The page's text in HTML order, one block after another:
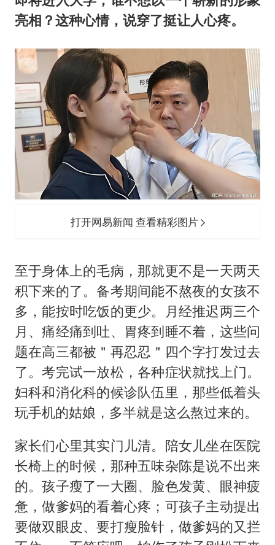
亮相？这种心情，说穿了挺让人心疼。
打开网易新闻 查看精彩图片
至于身体上的毛病，那就更不是一天两天
积下来的了。备考期间能不熬夜的女孩不
多，能按时吃饭的更少。月经推迟两三个
月、痛经痛到吐、胃疼到睡不着，这些问
题在高三都被＂再忍忍＂四个字打发过去
了。考完试一放松，各种症状就找上门。
妇科和消化科的候诊队伍里，那些低着头
玩手机的姑娘，多半就是这么熬过来的。
家长们心里其实门儿清。陪女儿坐在医院
长椅上的时候，那种五味杂陈是说不出来
的。孩子瘦了一大圈、脸色发黄、眼神疲
惫，做爹妈的看着心疼；可孩子主动提出
要做双眼皮、要打瘦脸针，做爹妈的又拦